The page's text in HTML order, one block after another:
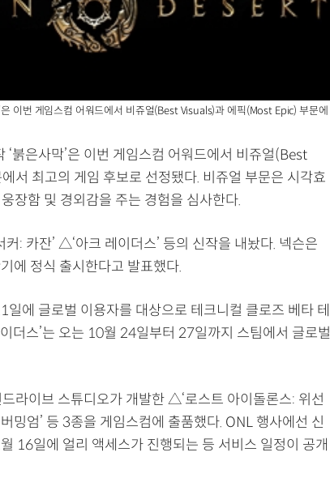
이번 게임스컴 어워드에서 비쥬얼(Best Visuals)과 에픽(Most Epic) 부문에
붉은사막’은 이번 게임스컴 어워드에서 비쥬얼(Best
서 최고의 게임 후보로 선정됐다. 비쥬얼 부문은 시각효
장함 및 경외감을 주는 경험을 심사한다.
: 카잔’ △‘아크 레이더스’ 등의 신작을 내놨다. 넥슨은
에 정식 출시한다고 발표했다.
일에 글로벌 이용자를 대상으로 테크니컬 클로즈 베타 테
더스’는 오는 10월 24일부터 27일까지 스팀에서 글로벌
라이브 스튜디오가 개발한 △‘로스트 아이돌론스: 위선
밍엄’ 등 3종을 게임스컴에 출품했다. ONL 행사에선 신
16일에 얼리 액세스가 진행되는 등 서비스 일정이 공개